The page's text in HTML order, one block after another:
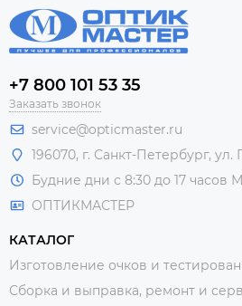
+7 800 101 53 35
Заказать звонок
service@opticmaster.ru
196070, г. Санкт-Петербург, ул.
Будние дни с 8:30 до 17 часов
ОПТИКМАСТЕР
КАТАЛОГ
Изготовление очков и
Сборка и выправка, ремонт и